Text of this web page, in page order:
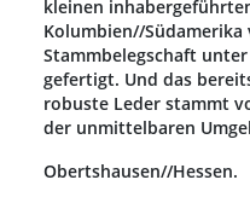
kleinen
Kolumbien//
Stammbelegschaft
gefertigt. Und das
robuste Leder stammt
der unmittelbaren
Obertshausen//Hessen.